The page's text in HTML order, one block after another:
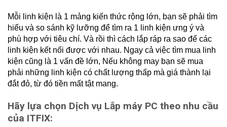
Mỗi linh kiện là 1 mảng kiến thức rộng lớn, bạn sẽ phải tìm
hiểu và so sánh kỹ lưỡng để tìm ra 1 linh kiện ưng ý và
phù hợp với tiêu chí. Và rồi thì cách lắp ráp ra sao để các
linh kiện kết nối được với nhau. Ngay cả việc tìm mua linh
kiện cũng là 1 vấn đề lớn, Nếu không may bạn sẽ mua
phải những linh kiện có chất lượng thấp mà giá thành lại
đắt đỏ, từ đó tiền mất tật mang.
Hãy lựa chọn Dịch vụ Lắp máy PC theo nhu cầu
của ITFIX: